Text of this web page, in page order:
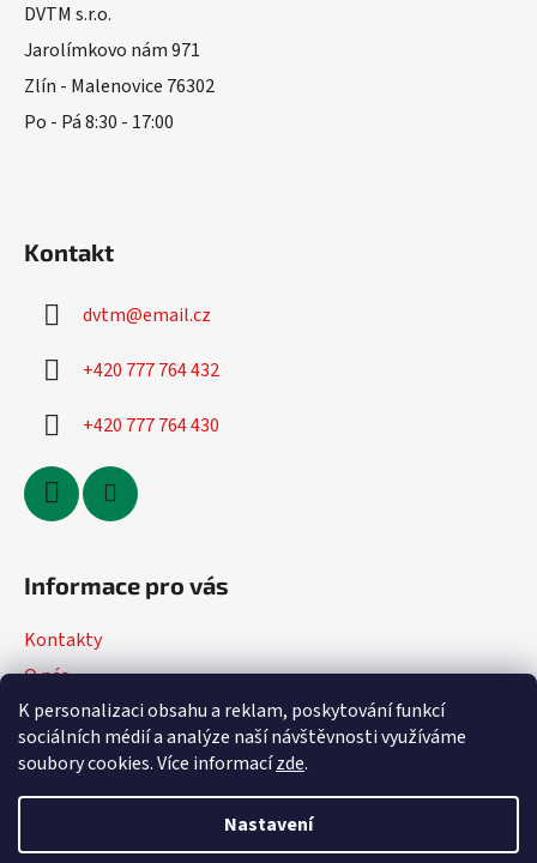
K personalizaci obsahu a reklam, poskytování funkcí
sociálních médií a analýze naší návštěvnosti využíváme
soubory cookies. Více informacízde.
Nastavení
DVTM s.r.o.
Jarolímkovo nám 971
Zlín - Malenovice 76302
Po - Pá 8:30 - 17:00
Kontakt
dvtm@email.cz
+420 777 764 432
+420 777 764 430
Informace pro vás
Kontakty
O nás
Jak nakupovat
Obchodní podmínky